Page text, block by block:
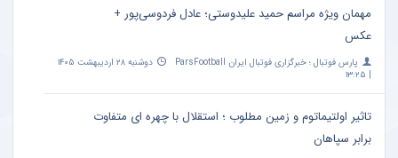
مهمان ویژه مراسم حمید علیدوستی؛ عادل فردوسی‌پور +
عکس
پارس فوتبال ؛ خبرگزاری فوتبال ایران ParsFootball
دوشنبه ۲۸ اردیبهشت ۱۴۰۵
| ۱۳:۲۵
تاثیر اولتیماتوم و زمین مطلوب ؛ استقلال با چهره ای متفاوت
برابر سپاهان